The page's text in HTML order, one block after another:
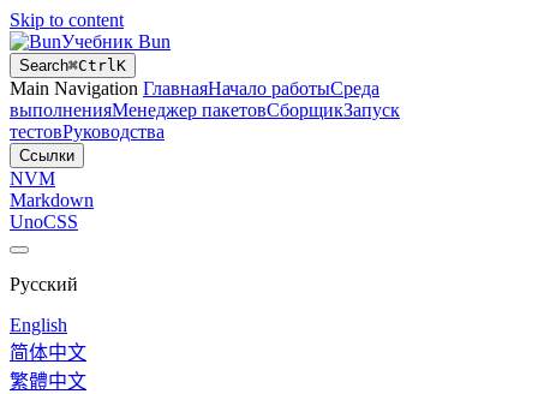
Skip to content
Учебник Bun
Search⌘CtrlK
Main Navigation ГлавнаяНачало работыСреда
выполненияМенеджер пакетовСборщикЗапуск
тестовРуководства
Ссылки
NVM
Markdown
UnoCSS
Русский
English
简体中文
繁體中文